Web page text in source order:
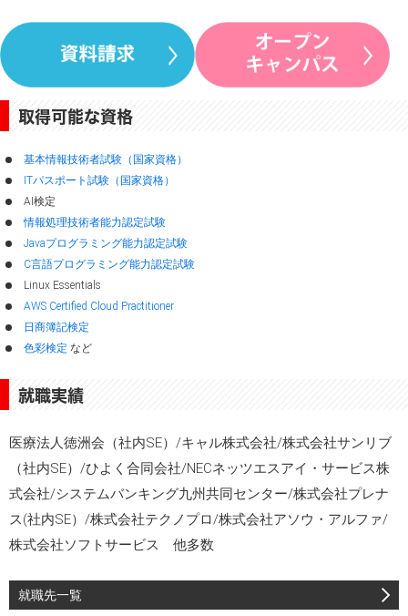
取得可能な資格
基本情報技術者試験（国家資格）
ITパスポート試験（国家資格）
AI検定
情報処理技術者能力認定試験
Javaプログラミング能力認定試験
C言語プログラミング能力認定試験
Linux Essentials
AWS Certified Cloud Practitioner
日商簿記検定
色彩検定 など
就職実績
医療法人徳洲会（社内SE）/キャル株式会社/株式会社サンリブ
（社内SE）/ひよく合同会社/NECネッツエスアイ・サービス株
式会社/システムバンキング九州共同センター/株式会社プレナ
ス(社内SE）/株式会社テクノプロ/株式会社アソウ・アルファ/
株式会社ソフトサービス 他多数
就職先一覧